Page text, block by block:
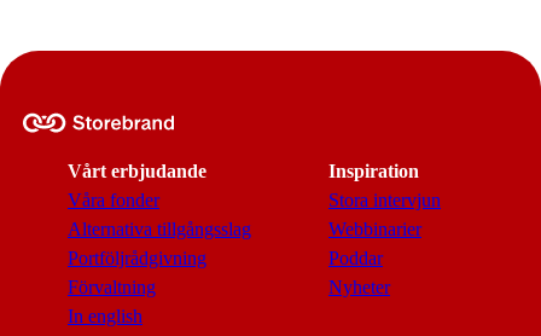
Vårt erbjudande
Våra fonder
Alternativa tillgångsslag
Portföljrådgivning
Förvaltning
In english
Inspiration
Stora intervjun
Webbinarier
Poddar
Nyheter